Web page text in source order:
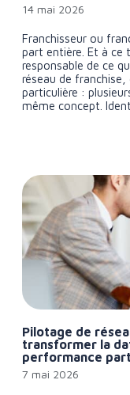
14 mai 2026
Franchisseur ou
part entière. Et à ce
responsable de ce
réseau de
particulière :
même concept.
Pilotage de
transformer la
performance
7 mai 2026